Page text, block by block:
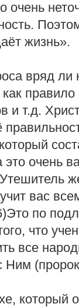
очень
жизнь».
вряд ли
и т.д.
очень
вас
по
что
все
Ним
который